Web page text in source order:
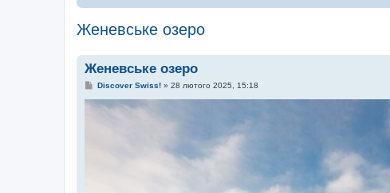
Женевське озеро
Женевське озеро
ПDiscover Swiss!» 28 лютого 2025, 15:18